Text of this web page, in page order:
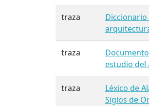
traza
Diccionario
traza
estudio del
traza
Léxico de
Siglos de